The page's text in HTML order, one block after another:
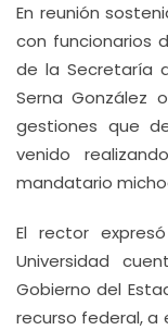
En reunión
con funcionarios
de la Secretaría
Serna González
gestiones que
venido
mandatario
El rector
Universidad
Gobierno del
recurso federal, a